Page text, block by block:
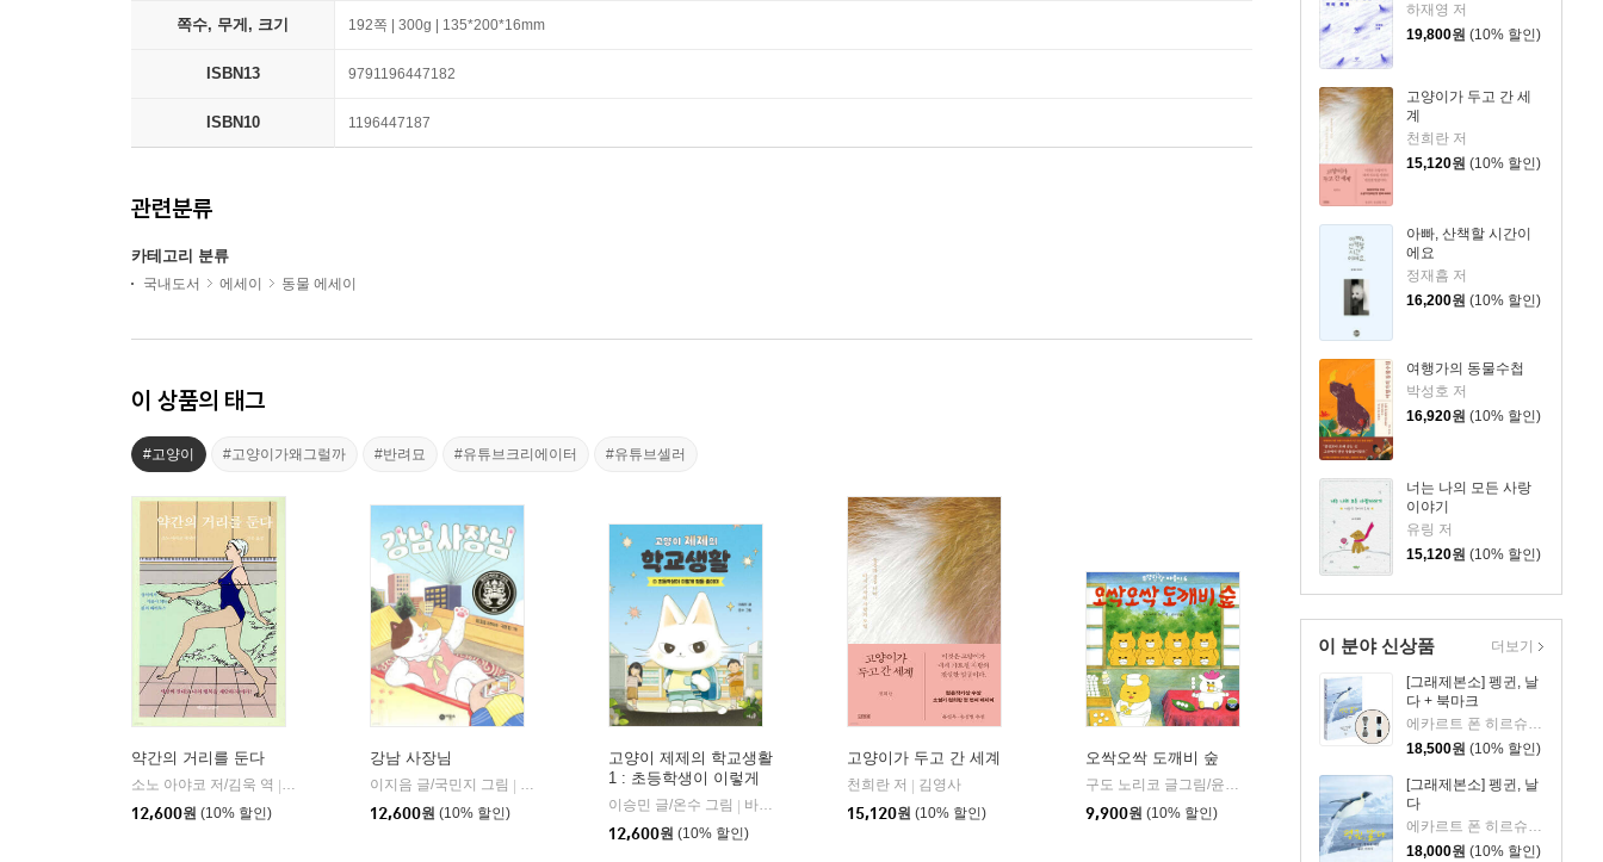
하재영 저
19,800원 (10% 할인)
고양이가 두고 간 세
계
천희란 저
15,120원 (10% 할인)
아빠, 산책할 시간이
에요
정재흠 저
16,200원 (10% 할인)
여행가의 동물수첩
박성호 저
16,920원 (10% 할인)
너는 나의 모든 사랑
이야기
유링 저
15,120원 (10% 할인)
이 분야 신상품
[그래제본소] 펭귄, 날
다 + 북마크
에카르트 폰 히르슈하우젠 글/슈미트 크리스트만 사진/김동언 역
18,500원 (10% 할인)
[그래제본소] 펭귄, 날
다
에카르트 폰 히르슈하우젠 글/슈미트 크리스트만 사진/김동언 역
18,000원 (10% 할인)
더보기
쪽수, 무게, 크기 192쪽 | 300g | 135*200*16mm
ISBN13 9791196447182
ISBN10 1196447187
관련분류
카테고리 분류
국내도서 에세이 동물 에세이
이 상품의 태그
#고양이 #고양이가왜그럴까 #반려묘 #유튜브크리에이터 #유튜브셀러
약간의 거리를 둔다
소노 아야코 저/김욱 역
책읽는고양이
12,600원 (10% 할인)
강남 사장님
이지음 글/국민지 그림
비룡소
12,600원 (10% 할인)
고양이 제제의 학교생활
1 : 초등학생이 이렇게
힘들 줄이야
이승민 글/온수 그림
바우솔
12,600원 (10% 할인)
고양이가 두고 간 세계
천희란 저
김영사
15,120원 (10% 할인)
오싹오싹 도깨비 숲
구도 노리코 글그림/윤수정 역
책읽는곰
9,900원 (10% 할인)